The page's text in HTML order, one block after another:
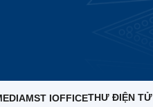
MST IOFFICETHƯ ĐIỆN TỬ